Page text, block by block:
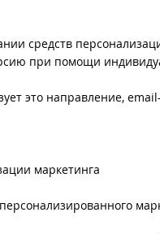
средств
при помощи
это направление,
маркетинга